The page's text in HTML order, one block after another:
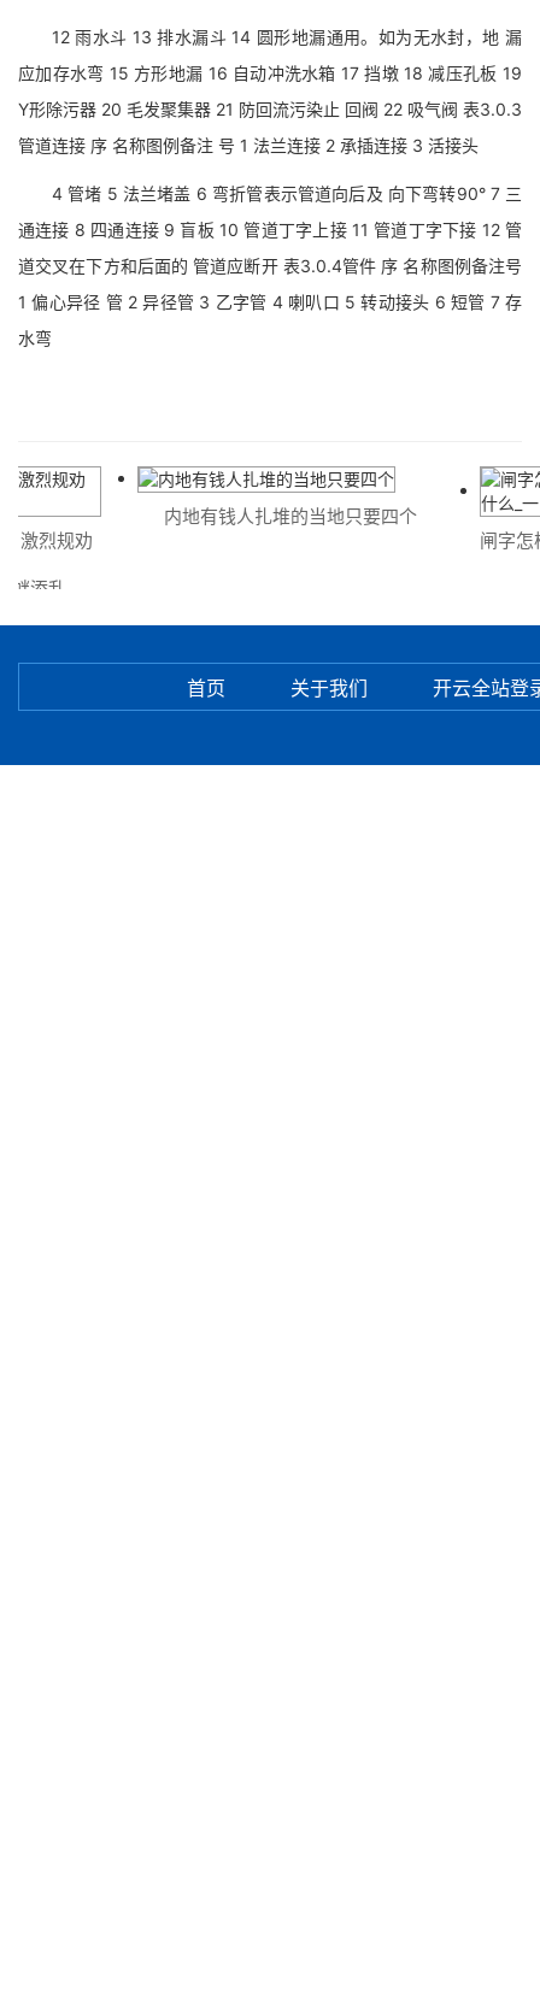
12 雨水斗 13 排水漏斗 14 圆形地漏通用。如为无水封，地 漏
应加存水弯 15 方形地漏 16 自动冲洗水箱 17 挡墩 18 减压孔板 19
Y形除污器 20 毛发聚集器 21 防回流污染止 回阀 22 吸气阀 表3.0.3
管道连接 序 名称图例备注 号 1 法兰连接 2 承插连接 3 活接头
4 管堵 5 法兰堵盖 6 弯折管表示管道向后及 向下弯转90° 7 三
通连接 8 四通连接 9 盲板 10 管道丁字上接 11 管道丁字下接 12 管
道交叉在下方和后面的 管道应断开 表3.0.4管件 序 名称图例备注号
1 偏心异径 管 2 异径管 3 乙字管 4 喇叭口 5 转动接头 6 短管 7 存
水弯
规劝
内地有钱人扎堆的当地只要四个
闸字怎样拼
首页 关于我们 开云全站登